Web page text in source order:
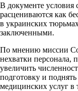
В документе
расцениваются как
в украинских
заключенными.
По мнению миссии
нехватки персонала,
увеличить
подготовку и
медицинских услуг в